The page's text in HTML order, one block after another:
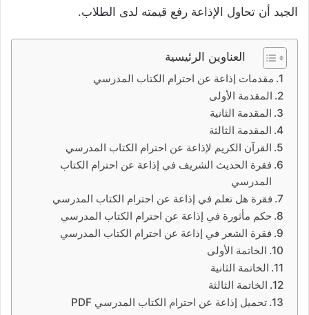
الجيد أن تحاول الإذاعة رفع قيمته لدى الطلاب.
العناوين الرئيسية
مقدمات إذاعة عن احترام الكتاب المدرسي
المقدمة الأولى
المقدمة الثانية
المقدمة الثالثة
القرآن الكريم لإذاعة عن احترام الكتاب المدرسي
فقرة الحديث الشريف في إذاعة عن احترام الكتاب
المدرسي
فقرة هل تعلم في إذاعة عن احترام الكتاب المدرسي
حكم مأثورة في إذاعة عن احترام الكتاب المدرسي
فقرة الشعر في إذاعة عن احترام الكتاب المدرسي
الخاتمة الأولى
الخاتمة الثانية
الخاتمة الثالثة
تحميل إذاعة عن احترام الكتاب المدرسي PDF